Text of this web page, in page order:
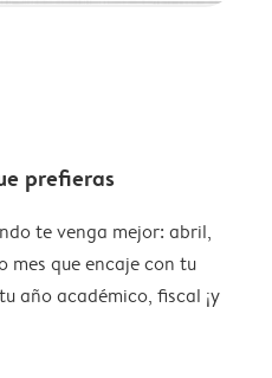
prefieras
te venga mejor: abril,
mes que encaje con tu
año académico, fiscal ¡y